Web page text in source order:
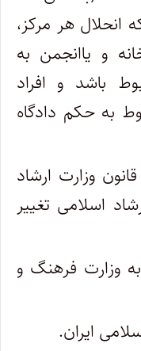
که انحلال هر مرکز،
و یا‌انجمن به
باشد و افراد
به حکم دادگاه
وزارت ارشاد
اسلامی تغییر
وزارت فرهنگ و